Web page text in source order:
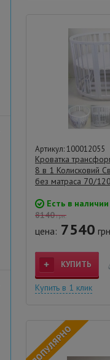
Артикул: 100012055
Кроватка
8 в 1 Колисковий
без матраса 70/
Есть в наличии
8140грн.
цена: 7540
КУПИТЬ
Купить в 1 клик